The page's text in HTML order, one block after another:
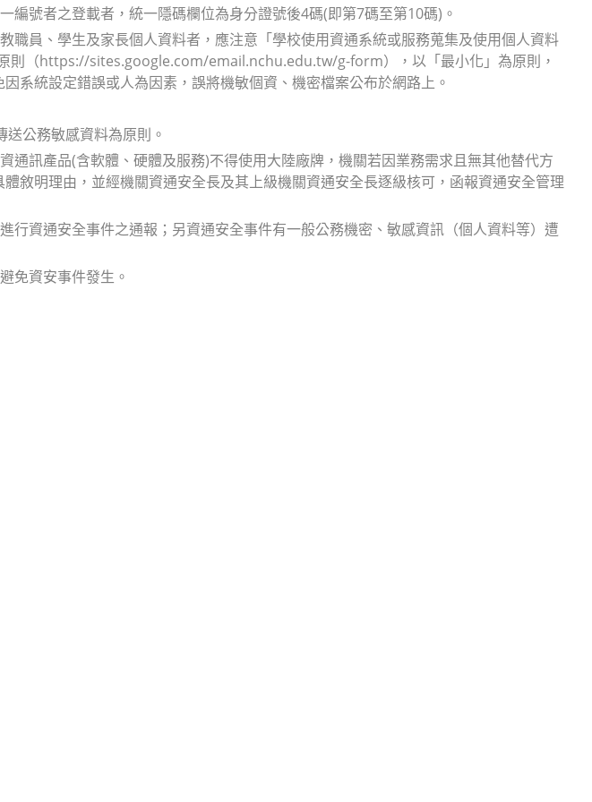
編號者之登載者，統一隱碼欄位為身分證號後4碼(即第7碼至第10碼)。
職員、學生及家長個人資料者，應注意「學校使用資通系統或服務蒐集及使用個人資料
則（https://sites.google.com/email.nchu.edu.tw/g-form），以「最小化」為原則，
系統設定錯誤或人為因素，誤將機敏個資、機密檔案公布於網路上。
公務敏感資料為原則。
通訊產品(含軟體、硬體及服務)不得使用大陸廠牌，機關若因業務需求且無其他替代方
敘明理由，並經機關資通安全長及其上級機關資通安全長逐級核可，函報資通安全管理
行資通安全事件之通報；另資通安全事件有一般公務機密、敏感資訊（個人資料等）遭
免資安事件發生。